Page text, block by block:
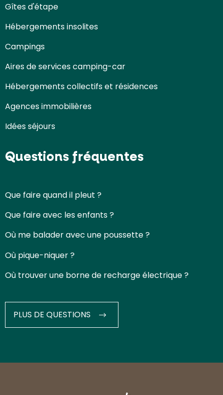
Gîtes d'étape
Hébergements insolites
Campings
Aires de services camping-car
Hébergements collectifs et résidences
Agences immobilières
Idées séjours
Questions fréquentes
Que faire quand il pleut ?
Que faire avec les enfants ?
Où me balader avec une poussette ?
Où pique-niquer ?
Où trouver une borne de recharge électrique ?
PLUS DE QUESTIONS